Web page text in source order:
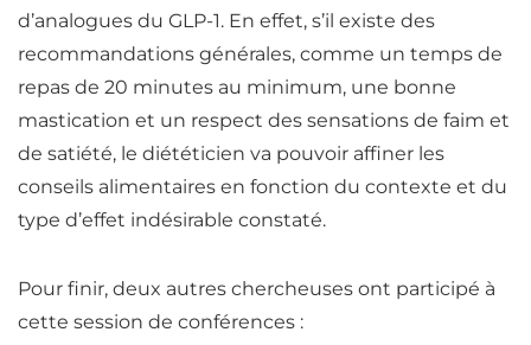
d’analogues du GLP-1. En effet, s’il existe des
recommandations générales, comme un temps de
repas de 20 minutes au minimum, une bonne
mastication et un respect des sensations de faim et
de satiété, le diététicien va pouvoir affiner les
conseils alimentaires en fonction du contexte et du
type d’effet indésirable constaté.
Pour finir, deux autres chercheuses ont participé à
cette session de conférences :